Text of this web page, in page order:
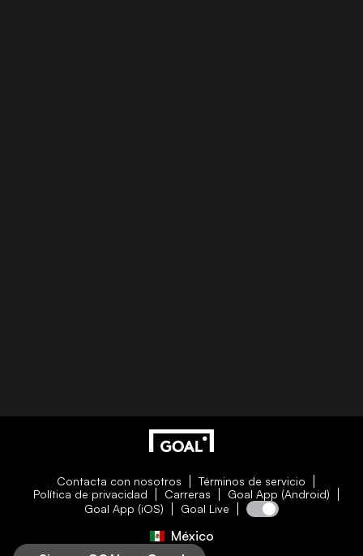
Contacta con nosotros
Términos de servicio
Política de privacidad
Carreras
Goal App (Android)
Goal App (iOS)
Goal Live
México